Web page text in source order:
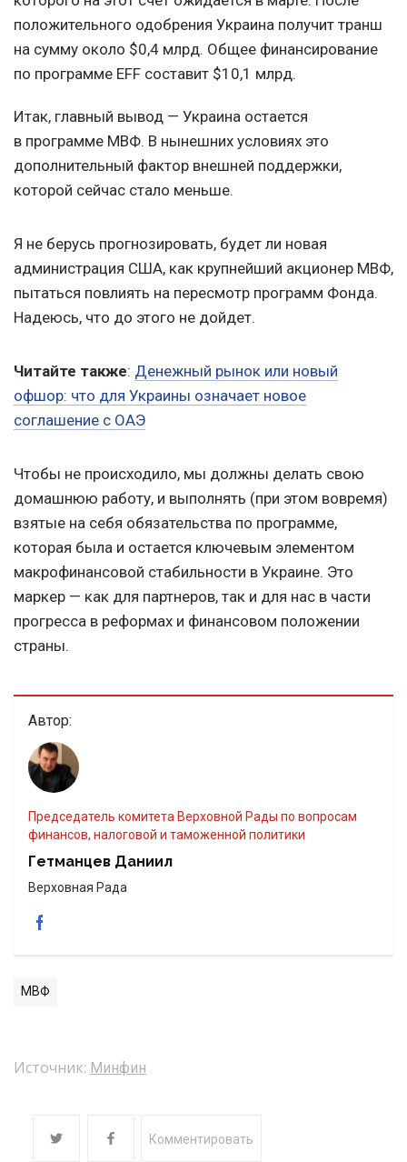
положительного одобрения Украина получит транш
на сумму около $0,4 млрд. Общее финансирование
по программе EFF составит $10,1 млрд.
Итак, главный вывод — Украина остается
в программе МВФ. В нынешних условиях это
дополнительный фактор внешней поддержки,
которой сейчас стало меньше.
Я не берусь прогнозировать, будет ли новая
администрация США, как крупнейший акционер МВФ,
пытаться повлиять на пересмотр программ Фонда.
Надеюсь, что до этого не дойдет.
Читайте также: Денежный рынок или новый
офшор: что для Украины означает новое
соглашение с ОАЭ
Чтобы не происходило, мы должны делать свою
домашнюю работу, и выполнять (при этом вовремя)
взятые на себя обязательства по программе,
которая была и остается ключевым элементом
макрофинансовой стабильности в Украине. Это
маркер — как для партнеров, так и для нас в части
прогресса в реформах и финансовом положении
страны.
Автор:
председатель комитета Верховной Рады по вопросам
финансов, налоговой и таможенной политики
Гетманцев Даниил
Верховная Рада
МВФ
Источник: Минфин
Комментировать